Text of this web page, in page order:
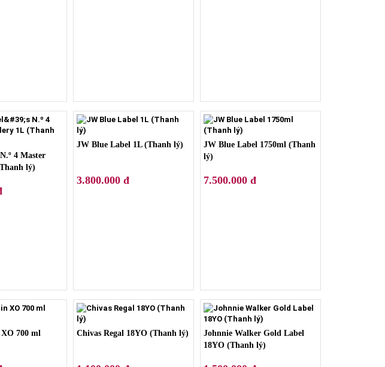
4 Master
lý)
JW Blue Label 1L (Thanh lý)
3.800.000 đ
JW Blue Label 1750ml (Thanh
lý)
7.500.000 đ
700 ml
Chivas Regal 18YO (Thanh lý)
Johnnie Walker Gold Label
18YO (Thanh lý)